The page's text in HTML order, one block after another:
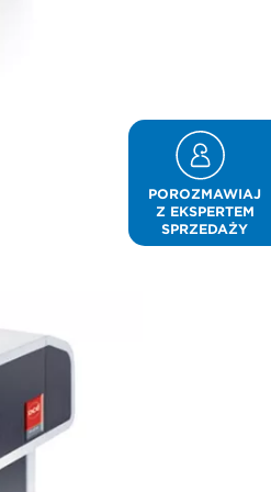
POROZMAWIAJ
Z EKSPERTEM
SPRZEDAŻY